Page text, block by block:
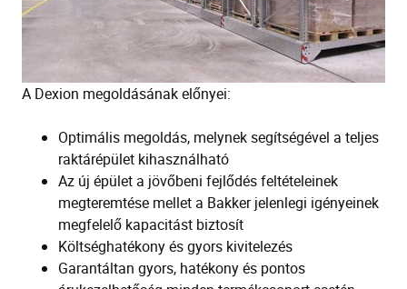
A Dexion megoldásának előnyei:
Optimális megoldás, melynek segítségével a teljes
raktárépület kihasználható
Az új épület a jövőbeni fejlődés feltételeinek
megteremtése mellet a Bakker jelenlegi igényeinek
megfelelő kapacitást biztosít
Költséghatékony és gyors kivitelezés
Garantáltan gyors, hatékony és pontos